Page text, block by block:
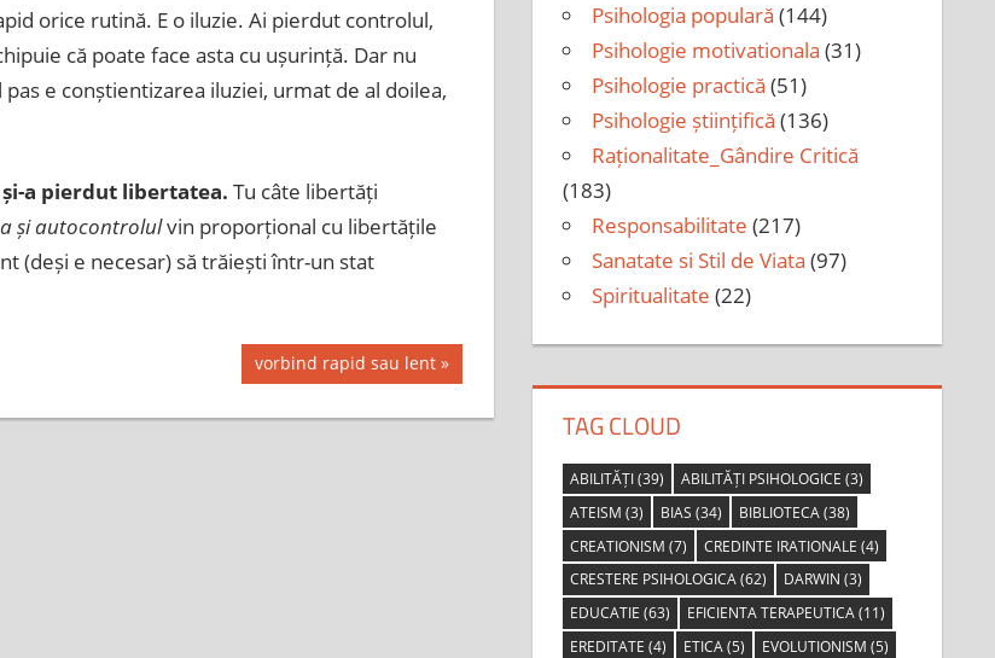
orice rutină. E o iluzie. Ai pierdut controlul,
că poate face asta cu ușurință. Dar nu
e conștientizarea iluziei, urmat de al doilea,
a pierdut libertatea. Tu câte libertăți
și autocontrolulvin proporțional cu libertățile
(deși e necesar) să trăiești într-un stat
Next
Post:
vorbind rapid sau lent
Psihologia populară (144)
Psihologie motivationala (31)
Psihologie practică (51)
Psihologie științifică (136)
Raționalitate_Gândire Critică
(183)
Responsabilitate (217)
Sanatate si Stil de Viata (97)
Spiritualitate (22)
TAG CLOUD
ABILITĂȚI(39) ABILITĂȚI PSIHOLOGICE (3)
ATEISM (3) BIAS (34) BIBLIOTECA(38)
CREATIONISM (7) CREDINTE IRATIONALE (4)
CRESTERE PSIHOLOGICA(62) DARWIN (3)
EDUCATIE (63) EFICIENTA TERAPEUTICA(11)
EREDITATE (4) ETICA(5) EVOLUTIONISM (5)